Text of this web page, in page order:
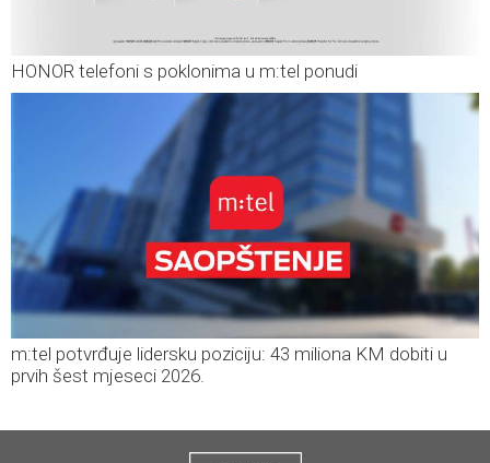
HONOR telefoni s poklonima u m:tel ponudi
m:tel potvrđuje lidersku poziciju: 43 miliona KM dobiti u
prvih šest mjeseci 2026.